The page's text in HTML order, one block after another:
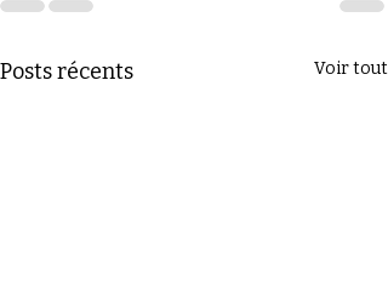
Posts récents Voir tout